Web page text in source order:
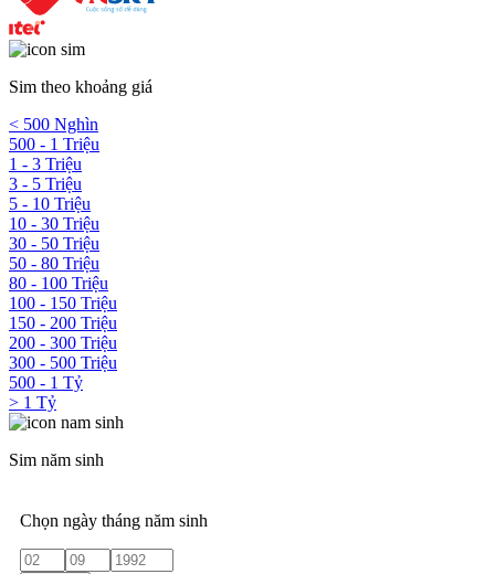
Sim theo khoảng giá
< 500 Nghìn
500 - 1 Triệu
1 - 3 Triệu
3 - 5 Triệu
5 - 10 Triệu
10 - 30 Triệu
30 - 50 Triệu
50 - 80 Triệu
80 - 100 Triệu
100 - 150 Triệu
150 - 200 Triệu
200 - 300 Triệu
300 - 500 Triệu
500 - 1 Tỷ
> 1 Tỷ
Sim năm sinh
Chọn ngày tháng năm sinh